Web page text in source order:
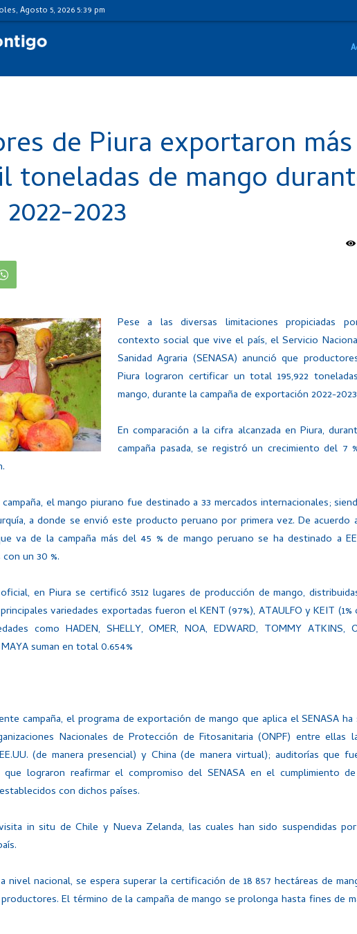
Agosto 5, 2026 5:39 pm
de Piura exportaron más
toneladas de mango
2023
Pese a las diversas limitaciones propiciadas
contexto social que vive el país, el Servicio
Sanidad Agraria (SENASA) anunció que
Piura lograron certificar un total 195,922
mango, durante la campaña de exportación 2022-
En comparación a la cifra alcanzada en Piura,
campaña pasada, se registró un crecimiento del 7
el mango piurano fue destinado a 33 mercados internacionales;
a donde se envió este producto peruano por primera vez. De acuerdo
va de la campaña más del 45 % de mango peruano se ha destinado a
un 30 %.
en Piura se certificó 3512 lugares de producción de mango,
variedades exportadas fueron el KENT (97%), ATAULFO y KEIT (1%
como HADEN, SHELLY, OMER, NOA, EDWARD, TOMMY ATKINS,
suman en total 0.654%
campaña, el programa de exportación de mango que aplica el SENASA ha
Nacionales de Protección de Fitosanitaria (ONPF) entre ellas
(de manera presencial) y China (de manera virtual); auditorías que
lograron reafirmar el compromiso del SENASA en el cumplimiento
con dichos países.
in situ de Chile y Nueva Zelanda, las cuales han sido suspendidas
nivel nacional, se espera superar la certificación de 18 857 hectáreas de
El término de la campaña de mango se prolonga hasta fines de